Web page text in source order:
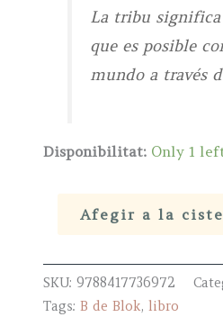
La tribu significa
que es posible
mundo a través
Disponibilitat: Only 1
la
tribu
Afegir a la
SKU:9788417736972
Tags:B de Blok,libro